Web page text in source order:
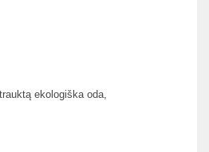
ekologiška oda,